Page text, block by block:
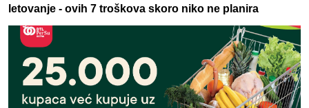
letovanje - ovih 7 troškova skoro niko ne planira